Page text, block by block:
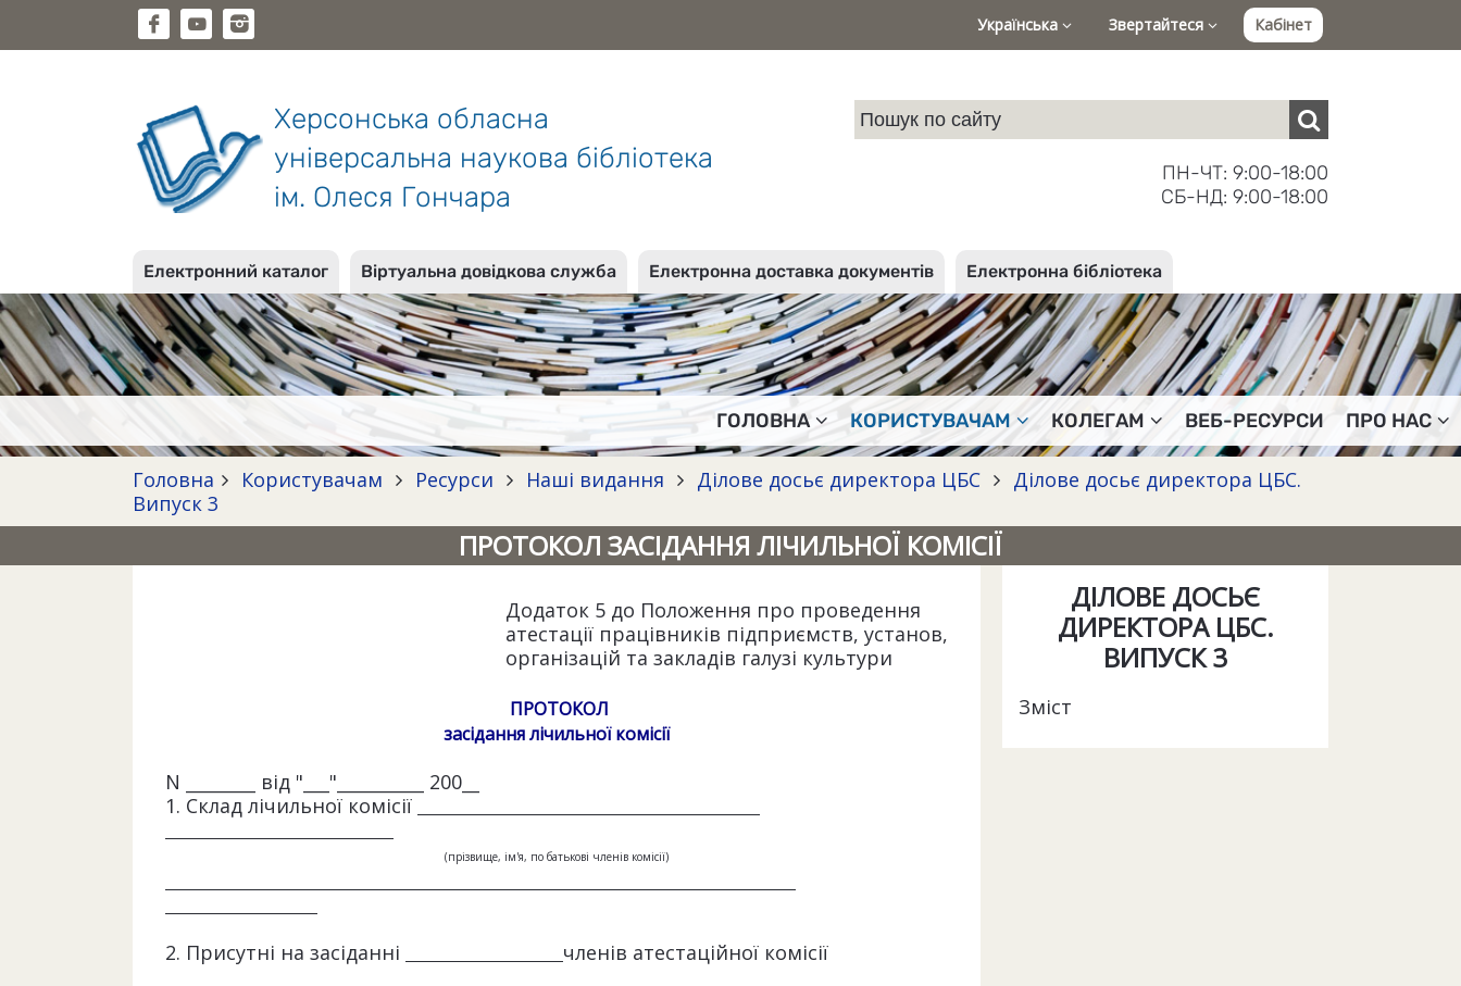
Українська Звертайтеся Кабінет
Херсонська обласна
універсальна наукова бібліотека
ім. Олеся Гончара
ПН-ЧТ: 9:00-18:00
СБ-НД: 9:00-18:00
Електронний каталог Віртуальна довідкова служба Електронна доставка документів Електронна бібліотека
ГОЛОВНА КОРИСТУВАЧАМ КОЛЕГАМ ВЕБ-РЕСУРСИ ПРО НАС
Головна Користувачам Ресурси Наші видання Ділове досьє директора ЦБС
Ділове досьє директора ЦБС.
Випуск 3
ПРОТОКОЛ ЗАСІДАННЯ ЛІЧИЛЬНОЇ КОМІСІЇ
Додаток 5 до Положення про проведення
атестації працівників підприємств, установ,
організацій та закладів галузі культури
ПРОТОКОЛ
засідання лічильної комісії
N ________ від "___"__________ 200__
1. Склад лічильної комісії
(прізвище, ім'я, по батькові членів комісії)
2. Присутні на засіданні
членів атестаційної комісії
ДІЛОВЕ ДОСЬЄ
ДИРЕКТОРА ЦБС.
ВИПУСК 3
Зміст